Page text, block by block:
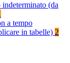
indeterminato (da
a tempo
in tabelle) 2